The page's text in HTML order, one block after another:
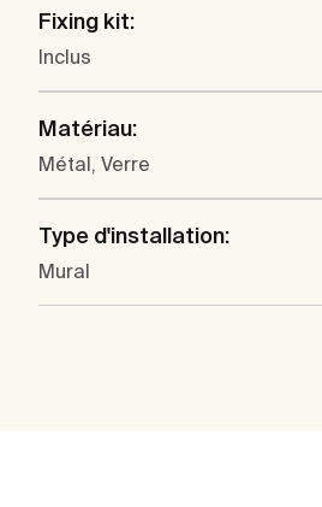
Fixing kit:
Inclus
Matériau:
Métal, Verre
Type d'installation:
Mural